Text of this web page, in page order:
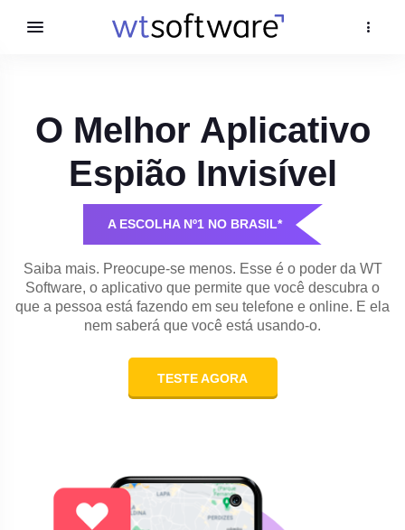
O Melhor Aplicativo
Espião Invisível
A ESCOLHA Nº1 NO BRASIL*
Saiba mais. Preocupe-se menos. Esse é o poder da WT
Software, o aplicativo que permite que você descubra o
que a pessoa está fazendo em seu telefone e online. E ela
nem saberá que você está usando-o.
TESTE AGORA